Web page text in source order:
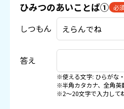
ひみつのあいことば① 必
しつもん
答え
※使える文字: ひらがな
※半角カタカナ、全角英
※2〜20文字で入力して